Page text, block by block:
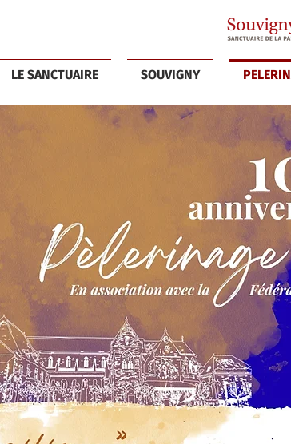
LE SANCTUAIRE SOUVIGNY